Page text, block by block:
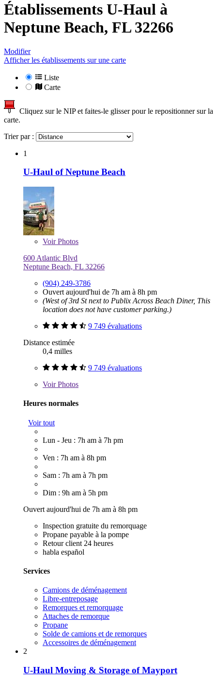
Établissements U-Haul à
Neptune Beach, FL 32266
Modifier
Afficher les établissements sur une carte
Liste
Carte
Cliquez sur le NIP et faites-le glisser pour le repositionner sur la
carte.
Trier par :
1
U-Haul of Neptune Beach
VoirPhotos
600 Atlantic Blvd
Neptune Beach, FL 32266
(904) 249-3786
Ouvert aujourd'hui de 7h am à 8h pm
(West of 3rd St next to Publix Across Beach Diner, This
location does not have customer parking.)
9 749 évaluations
Distance estimée
0,4 milles
9 749 évaluations
VoirPhotos
Heures normales
Voir tout
Lun - Jeu : 7h am à 7h pm
Ven : 7h am à 8h pm
Sam : 7h am à 7h pm
Dim : 9h am à 5h pm
Ouvert aujourd'hui de 7h am à 8h pm
Inspection gratuite du remorquage
Propane payable à la pompe
Retour client 24 heures
habla español
Services
Camions de déménagement
Libre-entreposage
Remorques et remorquage
Attaches de remorque
Propane
Solde de camions et de remorques
Accessoires de déménagement
2
U-Haul Moving & Storage of Mayport